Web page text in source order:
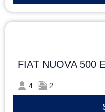
FIAT NUOVA 500
4 2